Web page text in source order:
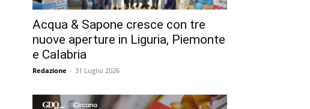
Acqua & Sapone cresce con tre
nuove aperture in Liguria, Piemonte
e Calabria
Redazione - 31 Luglio 2026